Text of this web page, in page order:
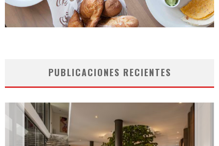
PUBLICACIONES RECIENTES